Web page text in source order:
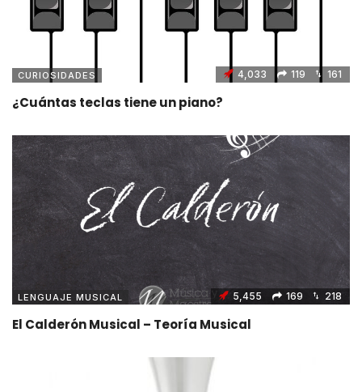
CURIOSIDADES 4,033 119 161
¿Cuántas teclas tiene un piano?
LENGUAJE MUSICAL 5,455 169 218
El Calderón Musical – Teoría Musical